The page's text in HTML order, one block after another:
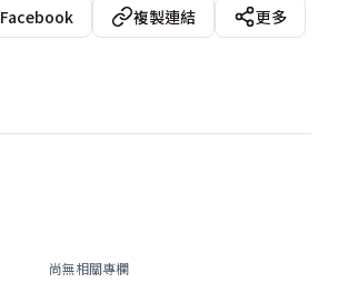
Facebook 複製連結
更多
尚無相關專欄